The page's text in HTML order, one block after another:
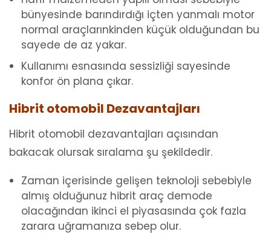
bünyesinde barındırdığı içten yanmalı motor
normal araçlarınkinden küçük olduğundan bu
sayede de az yakar.
Kullanımı esnasında sessizliği sayesinde
konfor ön plana çıkar.
Hibrit otomobil Dezavantajları
Hibrit otomobil dezavantajları açısından
bakacak olursak sıralama şu şekildedir.
Zaman içerisinde gelişen teknoloji sebebiyle
almış olduğunuz hibrit araç demode
olacağından ikinci el piyasasında çok fazla
zarara uğramanıza sebep olur.